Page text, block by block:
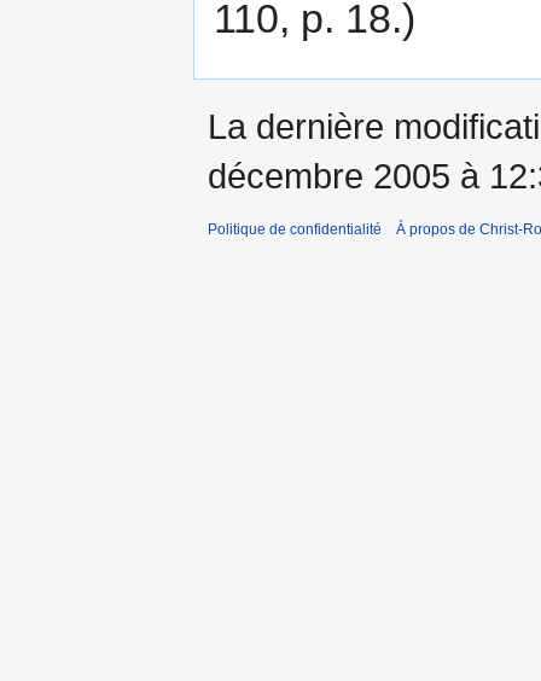
110, p. 18.)
La dernière
décembre 2005 à
Politique de confidentialité À propos de Christ-